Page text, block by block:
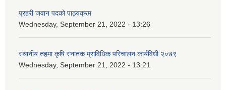
प्रहरी जवान पदको पाठ्यक्रम
Wednesday, September 21, 2022 - 13:26
स्थानीय तहमा कृषि स्नातक प्राविधिक परिचालन कार्यविधी २०७९
Wednesday, September 21, 2022 - 13:21